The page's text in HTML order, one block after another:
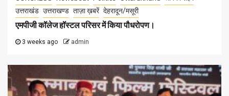
उत्तराखंड उत्तराखण्ड ताज़ा ख़बरें देहरादून/मसूरी
एमपीजी कॉलेज हॉस्टल परिसर में किया पौधरोपण।
3 weeks ago admin